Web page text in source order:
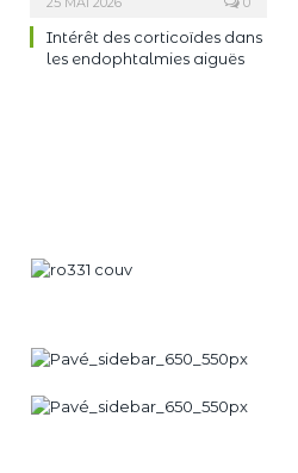
Intérêt des corticoïdes dans
les endophtalmies aiguës